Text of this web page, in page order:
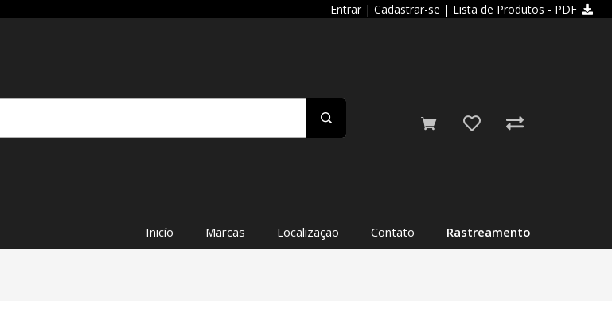
Entrar | Cadastrar-se | Lista de Produtos - PDF
Inicío Marcas Localização Contato Rastreamento